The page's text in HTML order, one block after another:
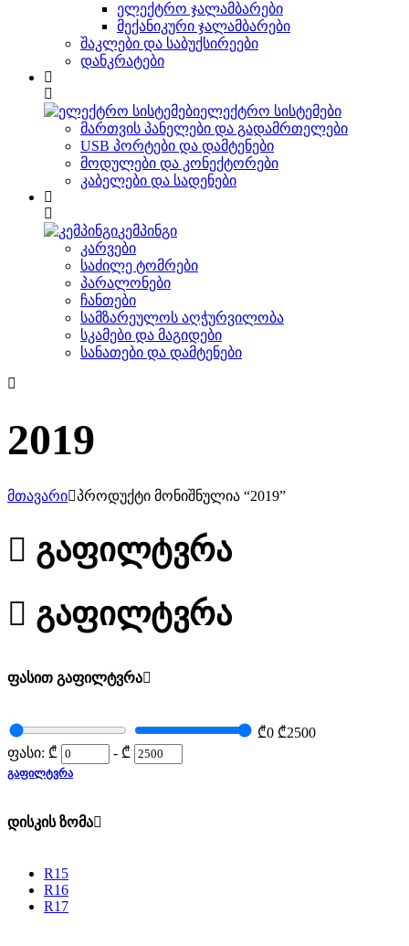
ელექტრო ჯალამბარები
მექანიკური ჯალამბარები
შაკლები და საბუქსირეები
დანკრატები
ელექტრო სისტემები
მართვის პანელები და გადამრთელები
USB პორტები და დამტენები
მოდულები და კონექტორები
კაბელები და სადენები
კემპინგი
კარვები
საძილე ტომრები
პარალონები
ჩანთები
სამზარეულოს აღჭურვილობა
სკამები და მაგიდები
სანათები და დამტენები
2019
მთავარი პროდუქტი მონიშნულია “2019”
გაფილტვრა
გაფილტვრა
ფასით გაფილტვრა
₾0 ₾2500
ფასი: ₾ - ₾
ᲒᲐᲤᲘᲚᲢᲕᲠᲐ
დისკის ზომა
R15
R16
R17